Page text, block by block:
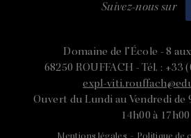
Suivez-nous sur
Domaine de l’École -8
68250 ROUFFACH - Tél. : +33
expl-
Ouvert du Lundi au Vendredi de
14h00 à 17h00